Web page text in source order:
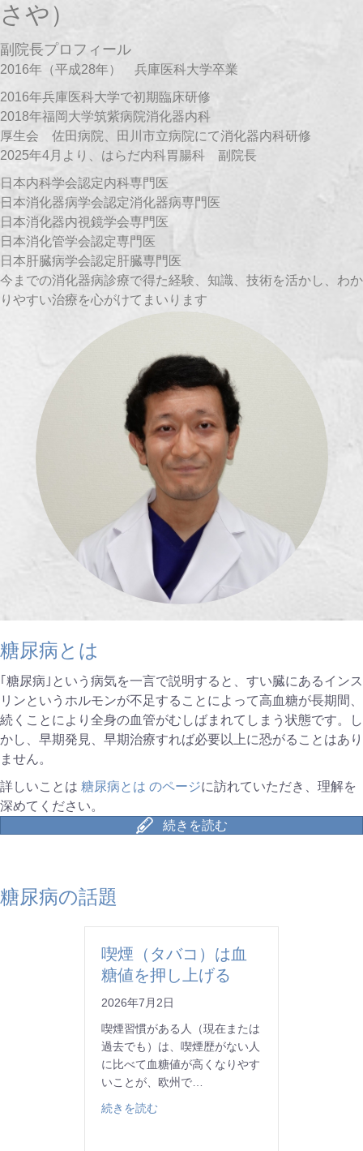
さや）
副院長プロフィール
2016年（平成28年） 兵庫医科大学卒業
2016年兵庫医科大学で初期臨床研修
2018年福岡大学筑紫病院消化器内科
厚生会 佐田病院、田川市立病院にて消化器内科研修
2025年4月より、はらだ内科胃腸科 副院長
日本内科学会認定内科専門医
日本消化器病学会認定消化器病専門医
日本消化器内視鏡学会専門医
日本消化管学会認定専門医
日本肝臓病学会認定肝臓専門医
今までの消化器病診療で得た経験、知識、技術を活かし、わか
りやすい治療を心がけてまいります
糖尿病とは
｢糖尿病｣という病気を一言で説明すると、すい臓にあるインス
リンというホルモンが不足することによって高血糖が長期間、
続くことにより全身の血管がむしばまれてしまう状態です。し
かし、早期発見、早期治療すれば必要以上に恐がることはあり
ません。
詳しいことは 糖尿病とは のページに訪れていただき、理解を
深めてください。
続きを読む
糖尿病の話題
喫煙（タバコ）は血
糖値を押し上げる
2026年7月2日
喫煙習慣がある人（現在または
過去でも）は、喫煙歴がない人
に比べて血糖値が高くなりやす
いことが、欧州で…
続きを読む